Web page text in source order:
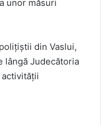
unor măsuri
din Vaslui,
lângă Judecătoria